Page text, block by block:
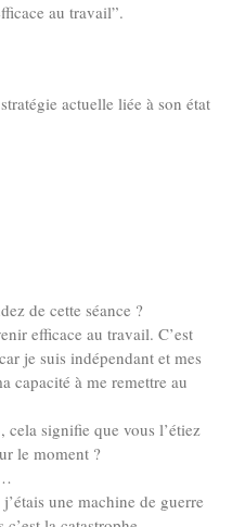
au travail”.
actuelle liée à son état
de cette séance ?
efficace au travail. C’est
je suis indépendant et mes
capacité à me remettre au
signifie que vous l’étiez
le moment ?
une machine de guerre